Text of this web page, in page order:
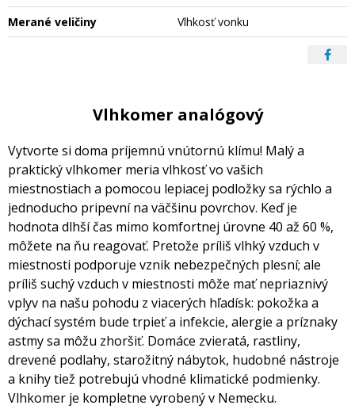
Merané veličiny
Vlhkosť vonku
Vlhkomer analógový
Vytvorte si doma príjemnú vnútornú klímu! Malý a
praktický vlhkomer meria vlhkosť vo vašich
miestnostiach a pomocou lepiacej podložky sa rýchlo a
jednoducho pripevní na väčšinu povrchov. Keď je
hodnota dlhší čas mimo komfortnej úrovne 40 až 60 %,
môžete na ňu reagovať. Pretože príliš vlhký vzduch v
miestnosti podporuje vznik nebezpečných plesní; ale
príliš suchý vzduch v miestnosti môže mať nepriaznivý
vplyv na našu pohodu z viacerých hľadísk: pokožka a
dýchací systém bude trpieť a infekcie, alergie a príznaky
astmy sa môžu zhoršiť. Domáce zvieratá, rastliny,
drevené podlahy, starožitný nábytok, hudobné nástroje
a knihy tiež potrebujú vhodné klimatické podmienky.
Vlhkomer je kompletne vyrobený v Nemecku.